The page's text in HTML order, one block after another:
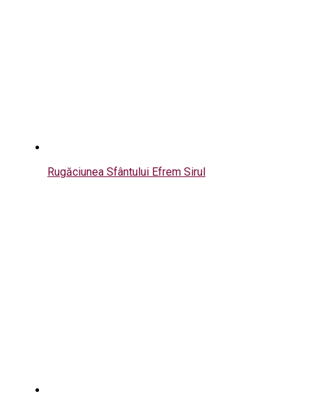
Rugăciunea Sfântului Efrem Sirul